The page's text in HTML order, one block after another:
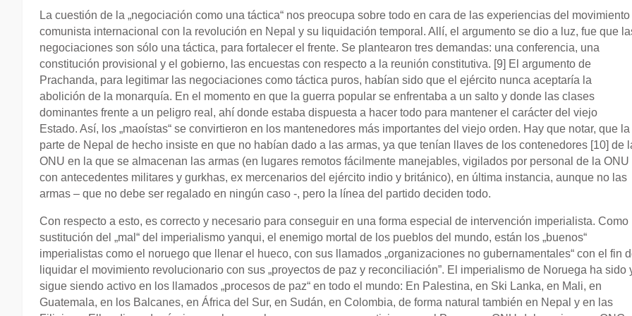
La cuestión de la „negociación como una táctica“ nos preocupa sobre todo en cara de las experiencias del movimiento
comunista internacional con la revolución en Nepal y su liquidación temporal. Allí, el argumento se dio a luz, fue que
negociaciones son sólo una táctica, para fortalecer el frente. Se plantearon tres demandas: una conferencia, una
constitución provisional y el gobierno, las encuestas con respecto a la reunión constitutiva. [9] El argumento de
Prachanda, para legitimar las negociaciones como táctica puros, habían sido que el ejército nunca aceptaría la
abolición de la monarquía. En el momento en que la guerra popular se enfrentaba a un salto y donde las clases
dominantes frente a un peligro real, ahí donde estaba dispuesta a hacer todo para mantener el carácter del viejo
Estado. Así, los „maoístas“ se convirtieron en los mantenedores más importantes del viejo orden. Hay que notar, que la
parte de Nepal de hecho insiste en que no habían dado a las armas, ya que tenían llaves de los contenedores [10] de
ONU en la que se almacenan las armas (en lugares remotos fácilmente manejables, vigilados por personal de la ONU
con antecedentes militares y gurkhas, ex mercenarios del ejército indio y británico), en última instancia, aunque no las
armas – que no debe ser regalado en ningún caso -, pero la línea del partido deciden todo.
Con respecto a esto, es correcto y necesario para conseguir en una forma especial de intervención imperialista. Como
sustitución del „mal“ del imperialismo yanqui, el enemigo mortal de los pueblos del mundo, están los „buenos“
imperialistas como el noruego que llenar el hueco, con sus llamados „organizaciones no gubernamentales“ con el fin
liquidar el movimiento revolucionario con sus „proyectos de paz y reconciliación”. El imperialismo de Noruega ha sido
sigue siendo activo en los llamados „procesos de paz“ en todo el mundo: En Palestina, en Ski Lanka, en Mali, en
Guatemala, en los Balcanes, en África del Sur, en Sudán, en Colombia, de forma natural también en Nepal y en las